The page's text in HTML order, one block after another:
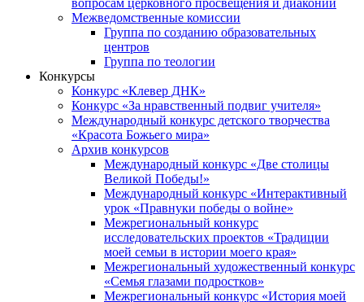
вопросам церковного просвещения и диаконии
Межведомственные комиссии
Группа по созданию образовательных
центров
Группа по теологии
Конкурсы
Конкурс «Клевер ДНК»
Конкурс «За нравственный подвиг учителя»
Международный конкурс детского творчества
«Красота Божьего мира»
Архив конкурсов
Международный конкурс «Две столицы
Великой Победы!»
Международный конкурс «Интерактивный
урок «Правнуки победы о войне»
Межрегиональный конкурс
исследовательских проектов «Традиции
моей семьи в истории моего края»
Межрегиональный художественный конкурс
«Семья глазами подростков»
Межрегиональный конкурс «История моей